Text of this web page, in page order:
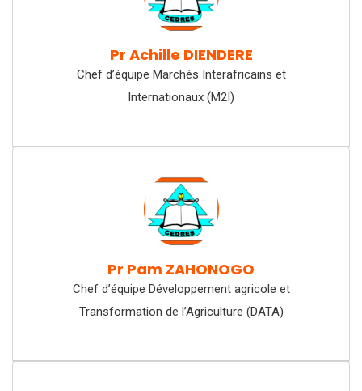
Pr Achille DIENDERE
Chef d’équipe Marchés Interafricains et
Internationaux (M2I)
Pr Pam ZAHONOGO
Chef d’équipe Développement agricole et
Transformation de l’Agriculture (DATA)